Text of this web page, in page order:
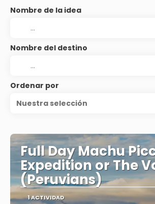
Nombre de la idea
Nombre del destino
Ordenar por
Nuestra selección
Full Day Machu
Expedition or The
(Peruvians)
1 ACTIVIDAD